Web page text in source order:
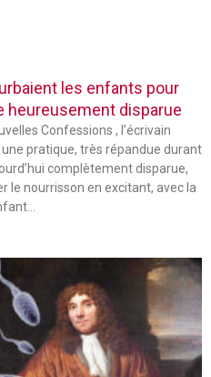
les enfants pour
heureusement disparue
Confessions , l’écrivain
pratique, très répandue durant
complètement disparue,
le nourrisson en excitant, avec la